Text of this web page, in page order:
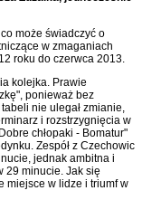
może świadczyć o
w zmaganiach
roku do czerwca 2013.
kolejka. Prawie
ponieważ bez
nie ulegał zmianie,
i rozstrzygnięcia w
chłopaki - Bomatur"
Zespół z Czechowic
jednak ambitna i
29 minucie. Jak się
miejsce w lidze i triumf w